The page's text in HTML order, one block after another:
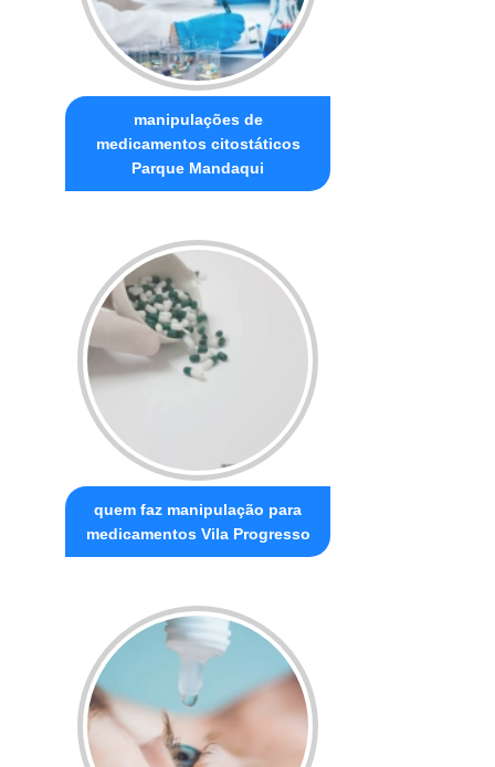
manipulações de
medicamentos citostáticos
Parque Mandaqui
quem faz manipulação para
medicamentos Vila Progresso